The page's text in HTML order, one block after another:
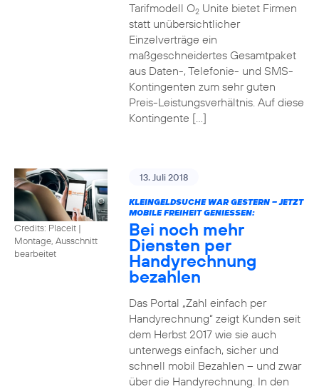
Tarifmodell O2Unite bietet Firmen
statt unübersichtlicher
Einzelverträge ein
maßgeschneidertes Gesamtpaket
aus Daten-, Telefonie- und SMS-
Kontingenten zum sehr guten
Preis-Leistungsverhältnis. Auf diese
Kontingente […]
Credits: Placeit |
Montage, Ausschnitt
bearbeitet
13. Juli 2018
KLEINGELDSUCHE WAR GESTERN – JETZT
MOBILE FREIHEIT GENIESSEN:
Bei noch mehr
Diensten per
Handyrechnung
bezahlen
Das Portal „Zahl einfach per
Handyrechnung“ zeigt Kunden seit
dem Herbst 2017 wie sie auch
unterwegs einfach, sicher und
schnell mobil Bezahlen – und zwar
über die Handyrechnung. In den